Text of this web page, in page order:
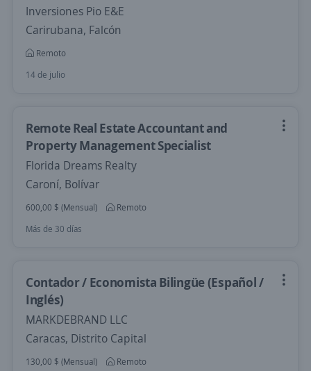
Inversiones Pio E&E
Carirubana, Falcón
Remoto
14 de julio
Remote Real Estate Accountant and
Property Management Specialist
Florida Dreams Realty
Caroní, Bolívar
600,00 $ (Mensual)
Remoto
Más de 30 días
Contador / Economista Bilingüe (Español /
Inglés)
MARKDEBRAND LLC
Caracas, Distrito Capital
130,00 $ (Mensual)
Remoto